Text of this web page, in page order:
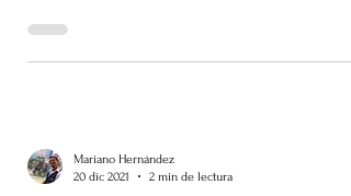
Mariano Hernández
20 dic 2021
2 min de lectura